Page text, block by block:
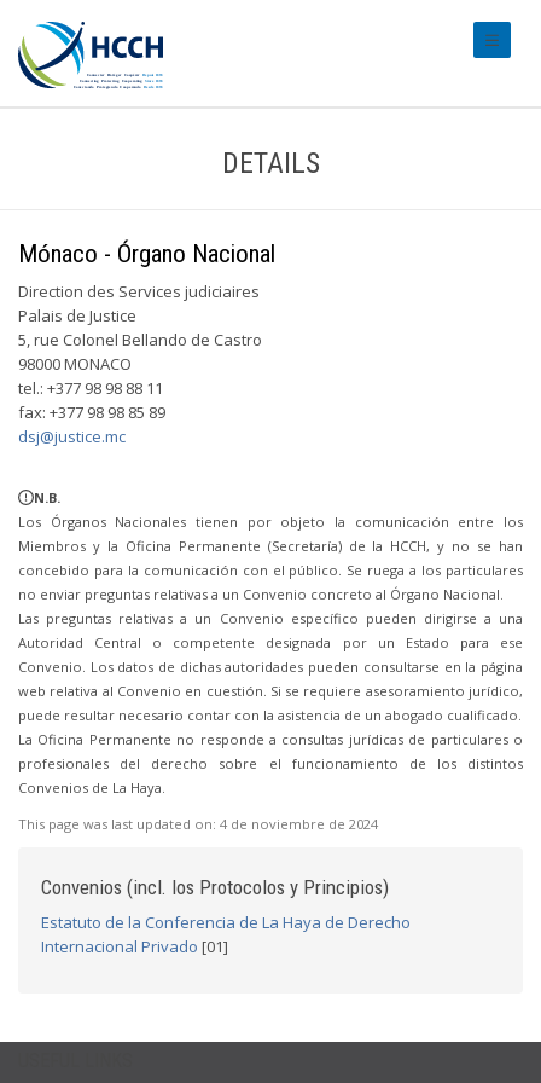
DETAILS
Mónaco - Órgano Nacional
Direction des Services judiciaires
Palais de Justice
5, rue Colonel Bellando de Castro
98000 MONACO
tel.: +377 98 98 88 11
fax: +377 98 98 85 89
dsj@justice.mc
N.B.
Los Órganos Nacionales tienen por objeto la comunicación entre los
Miembros y la Oficina Permanente (Secretaría) de la HCCH, y no se han
concebido para la comunicación con el público. Se ruega a los particulares
no enviar preguntas relativas a un Convenio concreto al Órgano Nacional.
Las preguntas relativas a un Convenio específico pueden dirigirse a una
Autoridad Central o competente designada por un Estado para ese
Convenio. Los datos de dichas autoridades pueden consultarse en la página
web relativa al Convenio en cuestión. Si se requiere asesoramiento jurídico,
puede resultar necesario contar con la asistencia de un abogado cualificado.
La Oficina Permanente no responde a consultas jurídicas de particulares o
profesionales del derecho sobre el funcionamiento de los distintos
Convenios de La Haya.
This page was last updated on: 4 de noviembre de 2024
Convenios (incl. los Protocolos y Principios)
Estatuto de la Conferencia de La Haya de Derecho
Internacional Privado [01]